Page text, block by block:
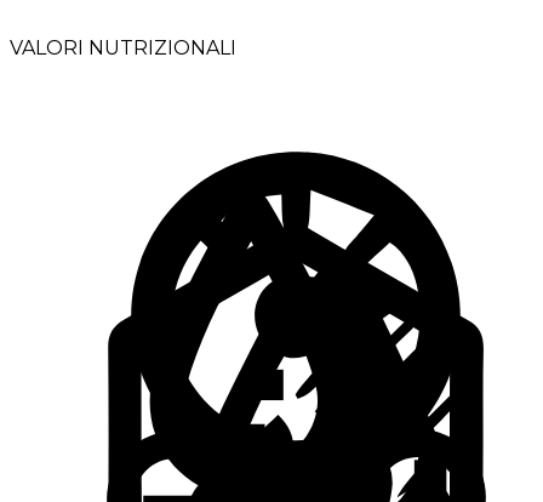
VALORI NUTRIZIONALI